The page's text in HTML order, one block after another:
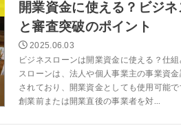
開業資金に使える？ビジ
と審査突破のポイント
2025.06.03
ビジネスローンは開業資金に使える？仕
スローンは、法人や個人事業主の事業資
されており、開業資金としても使用可能で
創業前または開業直後の事業者を対...